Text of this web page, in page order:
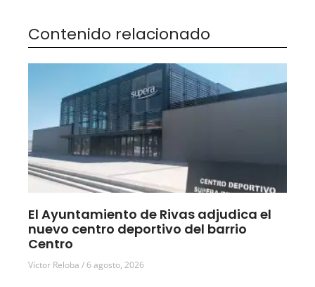
Contenido relacionado
El Ayuntamiento de Rivas adjudica el
nuevo centro deportivo del barrio
Centro
Víctor Reloba 6 agosto, 2026